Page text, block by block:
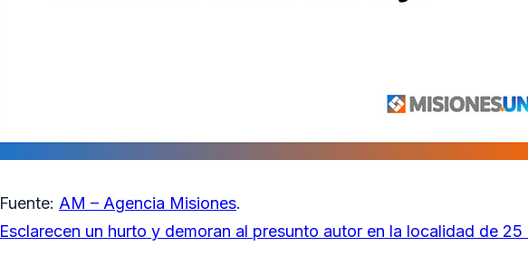
Fuente: AM – Agencia Misiones.
Esclarecen un hurto y demoran al presunto autor en la localidad de